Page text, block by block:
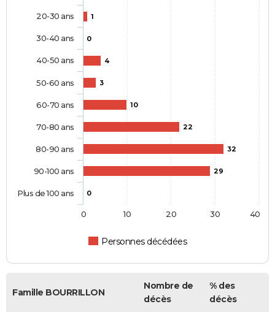
1
0
4
3
10
22
32
29
0
Personnes décédées
20-30 ans
30-40 ans
40-50 ans
50-60 ans
60-70 ans
70-80 ans
80-90 ans
90-100 ans
Plus de 100 ans
0 10 20 30 40
Famille BOURRILLON
Nombre de
décès
% des
décès